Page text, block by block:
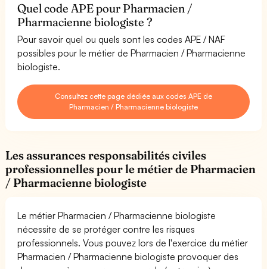
Quel code APE pour Pharmacien /
Pharmacienne biologiste ?
Pour savoir quel ou quels sont les codes APE / NAF
possibles pour le métier de Pharmacien / Pharmacienne
biologiste.
Consultez cette page dédiée aux codes APE de
Pharmacien / Pharmacienne biologiste
Les assurances responsabilités civiles
professionnelles pour le métier de Pharmacien
/ Pharmacienne biologiste
Le métier Pharmacien / Pharmacienne biologiste
nécessite de se protéger contre les risques
professionnels. Vous pouvez lors de l'exercice du métier
Pharmacien / Pharmacienne biologiste provoquer des